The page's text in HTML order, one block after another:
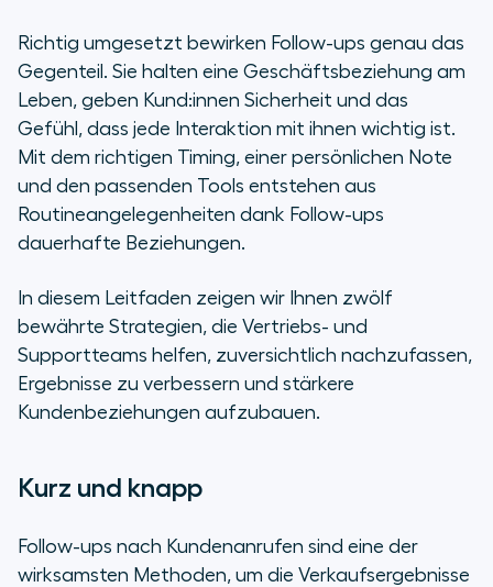
Richtig umgesetzt bewirken Follow-ups genau das
Gegenteil. Sie halten eine Geschäftsbeziehung am
Leben, geben Kund:innen Sicherheit und das
Gefühl, dass jede Interaktion mit ihnen wichtig ist.
Mit dem richtigen Timing, einer persönlichen Note
und den passenden Tools entstehen aus
Routineangelegenheiten dank Follow-ups
dauerhafte Beziehungen.
In diesem Leitfaden zeigen wir Ihnen zwölf
bewährte Strategien, die Vertriebs- und
Supportteams helfen, zuversichtlich nachzufassen,
Ergebnisse zu verbessern und stärkere
Kundenbeziehungen aufzubauen.
Kurz und knapp
Follow-ups nach Kundenanrufen sind eine der
wirksamsten Methoden, um die Verkaufsergebnisse